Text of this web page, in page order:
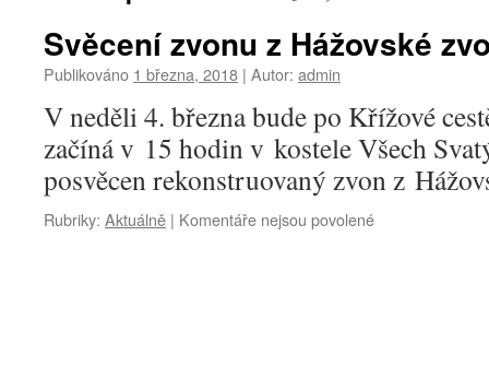
Svěcení zvonu z Hážovské
Publikováno 1 března, 2018 | Autor: admin
V neděli 4. března bude po Křížové
začíná v 15 hodin v kostele Všech
posvěcen rekonstruovaný zvon z
Rubriky: Aktuálně | Komentáře nejsou povolenéu